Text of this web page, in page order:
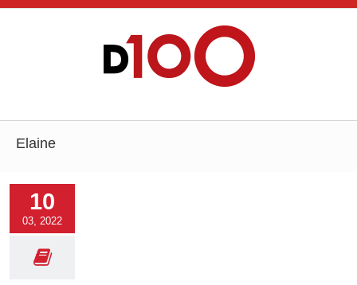
Elaine
10
03, 2022